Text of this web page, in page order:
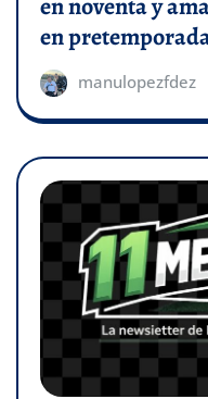
en
manulopezfdez